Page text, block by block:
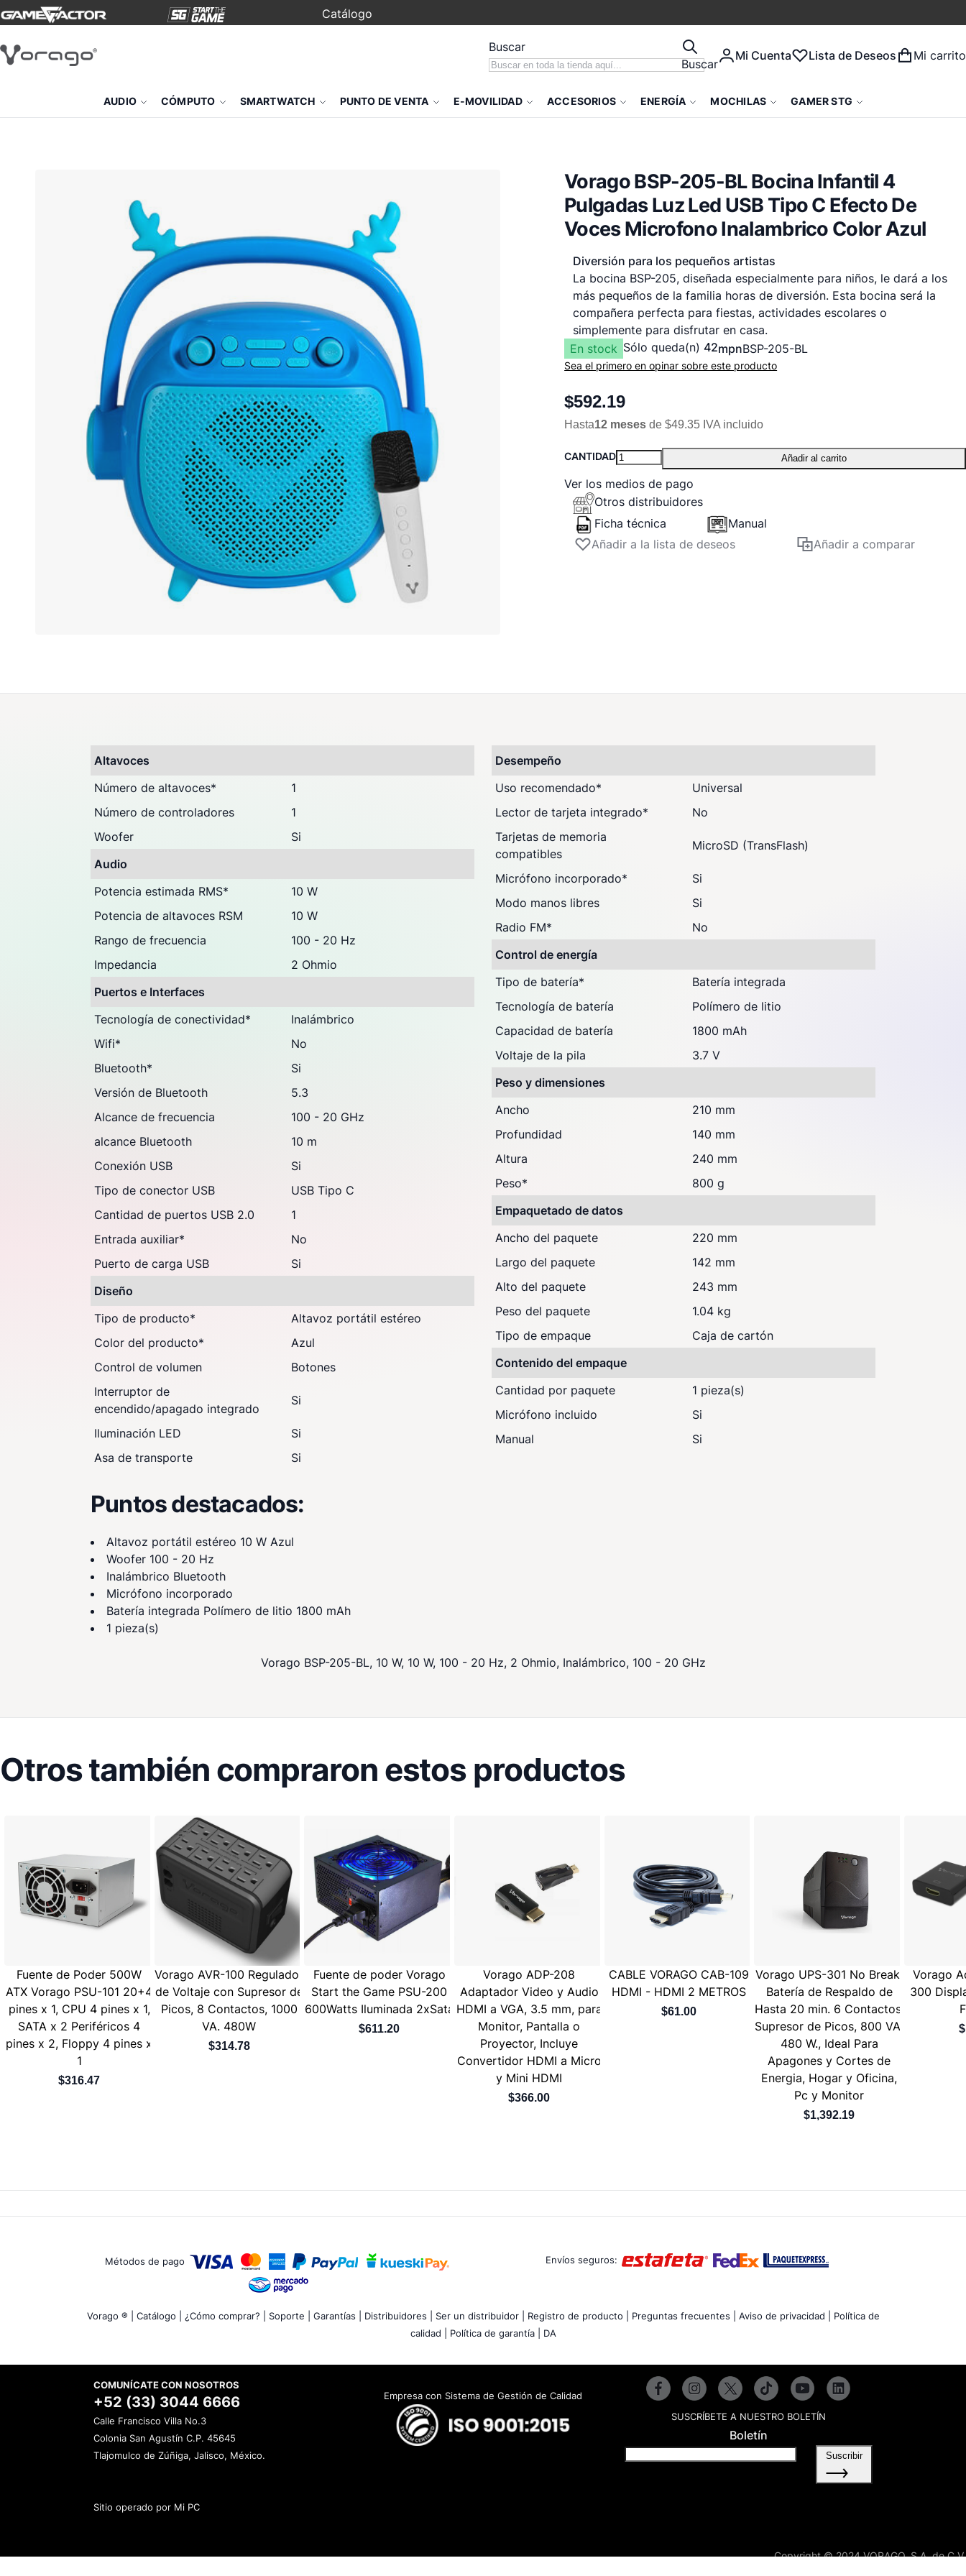
Catálogo
Buscar
Buscar
Mi Cuenta Lista de Deseos Mi carrito
AUDIO CÓMPUTO SMARTWATCH PUNTO DE VENTA E-MOVILIDAD ACCESORIOS ENERGÍA MOCHILAS GAMER STG
Vorago BSP-205-BL Bocina Infantil 4
Pulgadas Luz Led USB Tipo C Efecto De
Voces Microfono Inalambrico Color Azul
Diversión para los pequeños artistas
La bocina BSP-205, diseñada especialmente para niños, le dará a los
más pequeños de la familia horas de diversión. Esta bocina será la
compañera perfecta para fiestas, actividades escolares o
simplemente para disfrutar en casa.
En stock Sólo queda(n)42mpnBSP-205-BL
Sea el primero en opinar sobre este producto
$592.19
Hasta12 meses de $49.35 IVA incluido
CANTIDAD Añadir al carrito
Ver los medios de pago
Otros distribuidores
Ficha técnica
Manual
Añadir a la lista de deseos
Añadir a comparar
Altavoces
Número de altavoces*
1
Número de controladores
1
Woofer
Si
Audio
Potencia estimada RMS*
10 W
Potencia de altavoces RSM
10 W
Rango de frecuencia
100 - 20 Hz
Impedancia
2 Ohmio
Puertos e Interfaces
Tecnología de conectividad*
Inalámbrico
Wifi*
No
Bluetooth*
Si
Versión de Bluetooth
5.3
Alcance de frecuencia
100 - 20 GHz
alcance Bluetooth
10 m
Conexión USB
Si
Tipo de conector USB
USB Tipo C
Cantidad de puertos USB 2.0
1
Entrada auxiliar*
No
Puerto de carga USB
Si
Diseño
Tipo de producto*
Altavoz portátil estéreo
Color del producto*
Azul
Control de volumen
Botones
Interruptor de
encendido/apagado integrado
Si
Iluminación LED
Si
Asa de transporte
Si
Desempeño
Uso recomendado*
Universal
Lector de tarjeta integrado*
No
Tarjetas de memoria
compatibles
MicroSD (TransFlash)
Micrófono incorporado*
Si
Modo manos libres
Si
Radio FM*
No
Control de energía
Tipo de batería*
Batería integrada
Tecnología de batería
Polímero de litio
Capacidad de batería
1800 mAh
Voltaje de la pila
3.7 V
Peso y dimensiones
Ancho
210 mm
Profundidad
140 mm
Altura
240 mm
Peso*
800 g
Empaquetado de datos
Ancho del paquete
220 mm
Largo del paquete
142 mm
Alto del paquete
243 mm
Peso del paquete
1.04 kg
Tipo de empaque
Caja de cartón
Contenido del empaque
Cantidad por paquete
1 pieza(s)
Micrófono incluido
Si
Manual
Si
Puntos destacados:
Altavoz portátil estéreo 10 W Azul
Woofer 100 - 20 Hz
Inalámbrico Bluetooth
Micrófono incorporado
Batería integrada Polímero de litio 1800 mAh
1 pieza(s)
Vorago BSP-205-BL, 10 W, 10 W, 100 - 20 Hz, 2 Ohmio, Inalámbrico, 100 - 20 GHz
Preguntas & Dudas (0)
Opiniones
Otros también compraron estos productos
Fuente de Poder 500W
ATX Vorago PSU-101 20+4
pines x 1, CPU 4 pines x 1,
SATA x 2 Periféricos 4
pines x 2, Floppy 4 pines x
1
$316.47
Vorago AVR-100 Regulador
de Voltaje con Supresor de
Picos, 8 Contactos, 1000
VA. 480W
$314.78
Fuente de poder Vorago
Start the Game PSU-200
600Watts Iluminada 2xSata
$611.20
Vorago ADP-208
Adaptador Video y Audio
HDMI a VGA, 3.5 mm, para
Monitor, Pantalla o
Proyector, Incluye
Convertidor HDMI a Micro
y Mini HDMI
$366.00
CABLE VORAGO CAB-109
HDMI - HDMI 2 METROS
$61.00
Vorago UPS-301 No Break,
Batería de Respaldo de
Hasta 20 min. 6 Contactos,
Supresor de Picos, 800 VA,
480 W., Ideal Para
Apagones y Cortes de
Energia, Hogar y Oficina,
Pc y Monitor
$1,392.19
Vorago
300
Métodos de pago Envíos seguros:
Vorago ® | Catálogo | ¿Cómo comprar? | Soporte | Garantías | Distribuidores | Ser un distribuidor | Registro de producto | Preguntas frecuentes | Aviso de privacidad |
Política de
calidad |
Política de garantía | DA
COMUNÍCATE CON NOSOTROS
+52 (33) 3044 6666
Calle Francisco Villa No.3
Colonia San Agustín C.P. 45645
Tlajomulco de Zúñiga, Jalisco, México.
Sitio operado por Mi PC
Empresa con Sistema de Gestión de Calidad
SUSCRÍBETE A NUESTRO BOLETÍN
Boletín
Suscribir
Copyright © 2024 VORAGO, S.A. de C.V.